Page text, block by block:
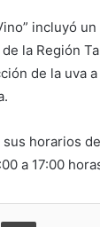
incluyó
la Región
de la uva
horarios
a 17:00